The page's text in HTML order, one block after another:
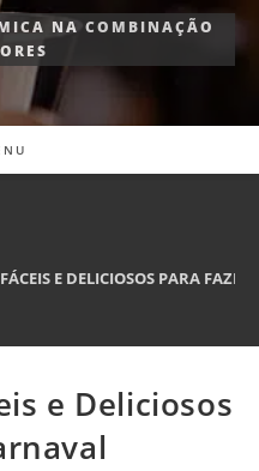
NA COMBINAÇÃO
E DELICIOSOS PARA
e Deliciosos